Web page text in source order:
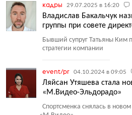
кадры 29.07.2025 в 16:20
Владислав Бакальчук
группы при совете
Бывший супруг Татьяны Ким
стратегии компании
event/pr 04.10.2024 в 09:05
Ляйсан Утяшева стала
«М.Видео-Эльдорадо»
Спортсменка снялась в